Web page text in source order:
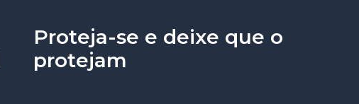
Proteja-se e deixe que o
protejam